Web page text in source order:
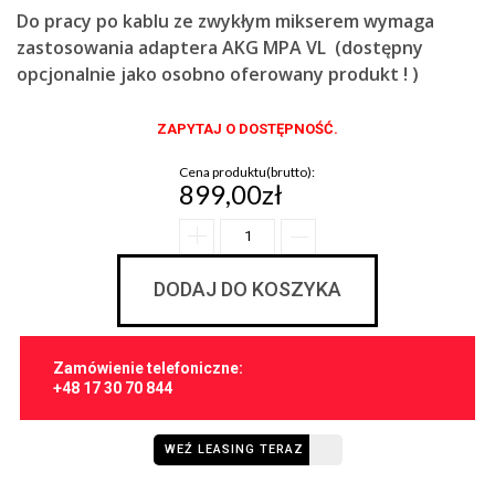
Do pracy po kablu ze zwykłym mikserem wymaga
zastosowania adaptera AKG MPA VL (dostępny
opcjonalnie jako osobno oferowany produkt ! )
ZAPYTAJ O DOSTĘPNOŚĆ.
Cena produktu(brutto):
899,00zł
DODAJ DO KOSZYKA
Zamówienie telefoniczne:
+48 17 30 70 844
WEŹ LEASING TERAZ